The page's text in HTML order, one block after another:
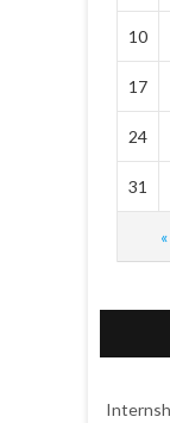
10
17
24
31